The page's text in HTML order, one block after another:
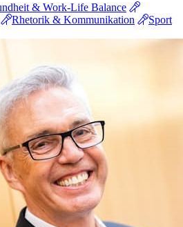
& Work-Life Balance
Rhetorik & Kommunikation
Sport